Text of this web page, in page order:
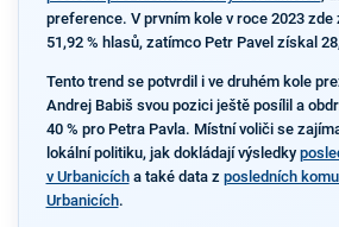
preference. V prvním kole v roce 2023 zde
51,92 % hlasů, zatímco Petr Pavel získal
Tento trend se potvrdil i ve druhém kole
Andrej Babiš svou pozici ještě posílil a
40 % pro Petra Pavla. Místní voliči se
lokální politiku, jak dokládají výsledky
v Urbanicícha také data z posledních
Urbanicích.